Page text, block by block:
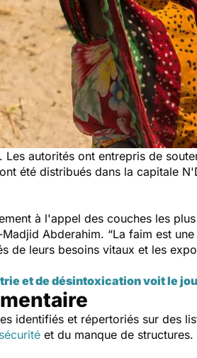
autorités ont entrepris de
été distribués dans la capitale
à l'appel des couches les
Abderahim. “La faim est
de leurs besoins vitaux et les
et de désintoxication voit le
identifiés et répertoriés sur des
et du manque de structures.